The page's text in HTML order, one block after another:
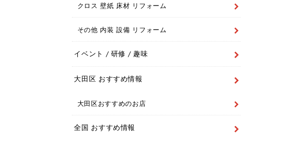
クロス 壁紙 床材 リフォーム
その他 内装 設備 リフォーム
イベント / 研修 / 趣味
大田区 おすすめ情報
大田区おすすめのお店
全国 おすすめ情報